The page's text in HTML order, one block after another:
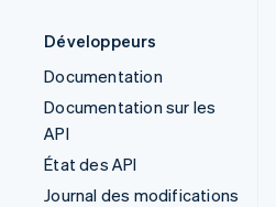
Développeurs
Documentation
Documentation sur les
API
État des API
Journal des modifications